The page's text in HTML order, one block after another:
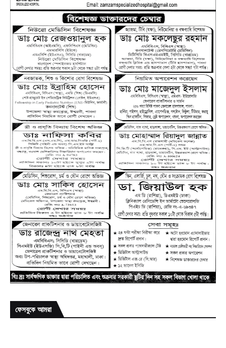
ফেসবুকে আমরা